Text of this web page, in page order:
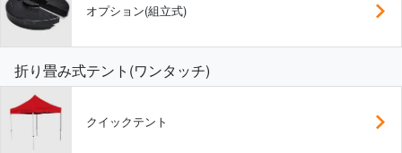
オプション(組立式)
折り畳み式テント(ワンタッチ)
クイックテント